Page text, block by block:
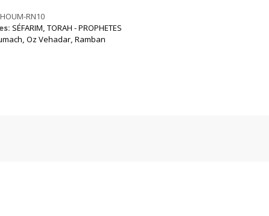
RN10
SÉFARIM, TORAH - PROPHETES
, Oz Vehadar, Ramban